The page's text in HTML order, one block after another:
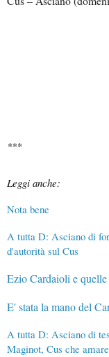
***
Leggi anche:
Nota bene
A tutta D: Asciano di
d'autorità sul Cus
Ezio Cardaioli e
E' stata la mano del
A tutta D: Asciano di
Maginot, Cus che